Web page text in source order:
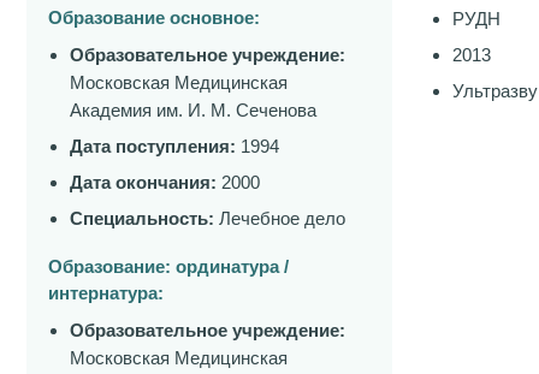
Образование основное:
Образовательное учреждение:
Московская Медицинская
Академия им. И. М. Сеченова
Дата поступления: 1994
Дата окончания: 2000
Специальность: Лечебное дело
Образование: ординатура /
интернатура:
Образовательное учреждение:
Московская Медицинская
РУДН
2013